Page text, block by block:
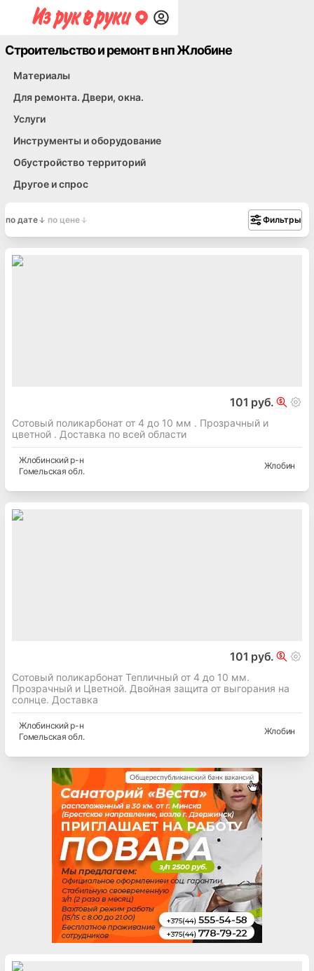
Строительство и ремонт в нп Жлобине
Материалы
Для ремонта. Двери, окна.
Услуги
Инструменты и оборудование
Обустройство территорий
Другое и спрос
по дате по цене Фильтры
101 руб.
Сотовый поликарбонат от 4 до 10 мм . Прозрачный и
цветной . Доставка по всей области
Жлобинскийр-н
Гомельская обл.
Жлобин
101 руб.
Сотовый поликарбонат Тепличный от 4 до 10 мм.
Прозрачный и Цветной. Двойная защита от выгорания на
солнце. Доставка
Жлобинскийр-н
Гомельская обл.
Жлобин